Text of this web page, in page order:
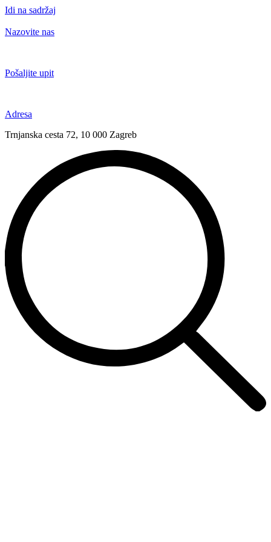
Idi na sadržaj
Nazovite nas
Pošaljite upit
Adresa
Trnjanska cesta 72, 10 000 Zagreb